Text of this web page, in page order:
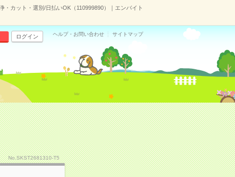
・カット・選別/日払いOK（110999890）｜エンバイト
ログイン ヘルプ・お問い合わせ サイトマップ
No.SKST2681310-T5